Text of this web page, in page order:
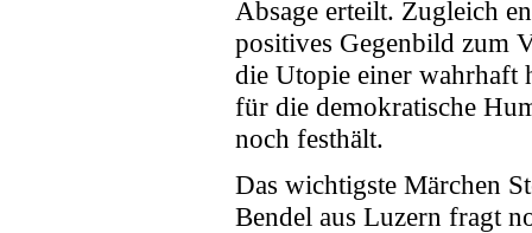
Absage erteilt. Zugleich
positives Gegenbild zum
die Utopie einer wahrhaft
für die demokratische
noch festhält.
Das wichtigste Märchen
Bendel aus Luzern fragt